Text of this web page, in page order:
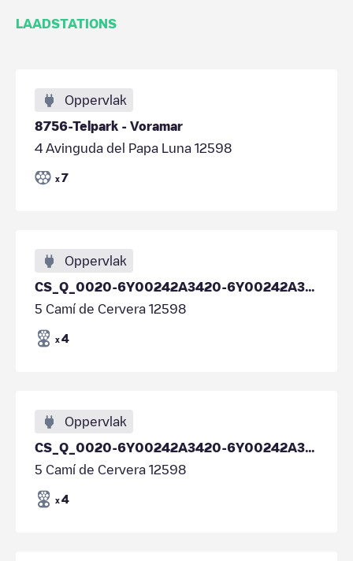
LAADSTATIONS
Oppervlak
8756-Telpark - Voramar
4 Avinguda del Papa Luna 12598
x 7
Oppervlak
CS_Q_0020-6Y00242A3420-6Y00242A3420
5 Camí de Cervera 12598
x 4
Oppervlak
CS_Q_0020-6Y00242A3420-6Y00242A3420
5 Camí de Cervera 12598
x 4